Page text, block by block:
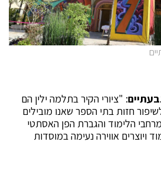
: "ציורי הקיר בתלמה ילין הם
חזות בתי הספר שאנו מובילים
הלימוד והגברת הפן האסתטי
ויוצרים אווירה נעימה במוסדות